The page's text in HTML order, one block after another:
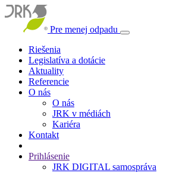
Pre menej odpadu
Riešenia
Legislatíva a dotácie
Aktuality
Referencie
O nás
O nás
JRK v médiách
Kariéra
Kontakt
Prihlásenie
JRK DIGITAL samospráva